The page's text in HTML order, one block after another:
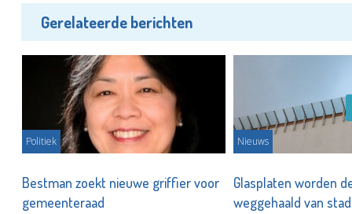
Gerelateerde berichten
Politiek
Bestman zoekt nieuwe griffier voor
gemeenteraad
Nieuws
Glasplaten worden
weggehaald van